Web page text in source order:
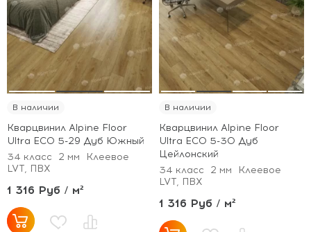
В наличии
Кварцвинил Alpine Floor
Ultra ECO 5-29 Дуб Южный
34 класс
2 мм
Клеевое
LVT, ПВХ
1 316 Руб / м²
В наличии
Кварцвинил Alpine Floor
Ultra ECO 5-30 Дуб
Цейлонский
34 класс
2 мм
Клеевое
LVT, ПВХ
1 316 Руб / м²